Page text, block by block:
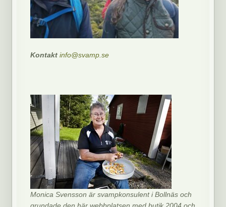
Kontaktinfo@svamp.se
Monica Svensson är svampkonsulent i Bollnäs och
grundade den här webbplatsen med butik 2004 och